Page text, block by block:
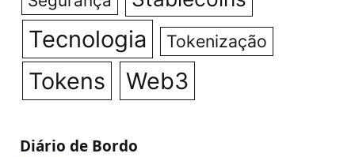
Tecnologia Tokenização
Tokens Web3
Diário de Bordo